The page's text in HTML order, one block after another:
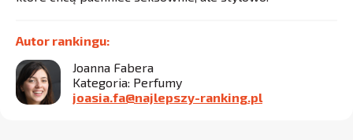
Autor rankingu:
Joanna Fabera
Kategoria: Perfumy
joasia.fa@najlepszy-ranking.pl